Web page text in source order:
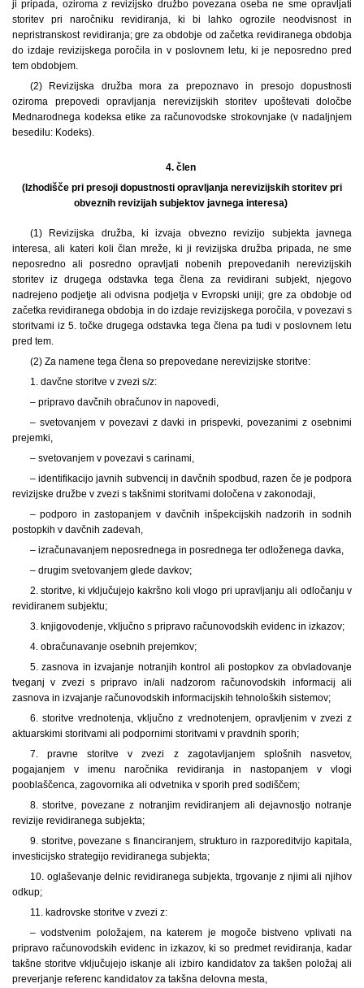
ji pripada, oziroma z revizijsko družbo povezana oseba ne sme opravljati
storitev pri naročniku revidiranja, ki bi lahko ogrozile neodvisnost in
nepristranskost revidiranja; gre za obdobje od začetka revidiranega obdobja
do izdaje revizijskega poročila in v poslovnem letu, ki je neposredno pred
tem obdobjem.
(2) Revizijska družba mora za prepoznavo in presojo dopustnosti
oziroma prepovedi opravljanja nerevizijskih storitev upoštevati določbe
Mednarodnega kodeksa etike za računovodske strokovnjake (v nadaljnjem
besedilu: Kodeks).
4. člen
(Izhodišče pri presoji dopustnosti opravljanja nerevizijskih storitev pri
obveznih revizijah subjektov javnega interesa)
(1) Revizijska družba, ki izvaja obvezno revizijo subjekta javnega
interesa, ali kateri koli član mreže, ki ji revizijska družba pripada, ne sme
neposredno ali posredno opravljati nobenih prepovedanih nerevizijskih
storitev iz drugega odstavka tega člena za revidirani subjekt, njegovo
nadrejeno podjetje ali odvisna podjetja v Evropski uniji; gre za obdobje od
začetka revidiranega obdobja in do izdaje revizijskega poročila, v povezavi s
storitvami iz 5. točke drugega odstavka tega člena pa tudi v poslovnem letu
pred tem.
(2) Za namene tega člena so prepovedane nerevizijske storitve:
1. davčne storitve v zvezi s/z:
– pripravo davčnih obračunov in napovedi,
– svetovanjem v povezavi z davki in prispevki, povezanimi z osebnimi
prejemki,
– svetovanjem v povezavi s carinami,
– identifikacijo javnih subvencij in davčnih spodbud, razen če je podpora
revizijske družbe v zvezi s takšnimi storitvami določena v zakonodaji,
– podporo in zastopanjem v davčnih inšpekcijskih nadzorih in sodnih
postopkih v davčnih zadevah,
– izračunavanjem neposrednega in posrednega ter odloženega davka,
– drugim svetovanjem glede davkov;
2. storitve, ki vključujejo kakršno koli vlogo pri upravljanju ali odločanju v
revidiranem subjektu;
3. knjigovodenje, vključno s pripravo računovodskih evidenc in izkazov;
4. obračunavanje osebnih prejemkov;
5. zasnova in izvajanje notranjih kontrol ali postopkov za obvladovanje
tveganj v zvezi s pripravo in/ali nadzorom računovodskih informacij ali
zasnova in izvajanje računovodskih informacijskih tehnoloških sistemov;
6. storitve vrednotenja, vključno z vrednotenjem, opravljenim v zvezi z
aktuarskimi storitvami ali podpornimi storitvami v pravdnih sporih;
7. pravne storitve v zvezi z zagotavljanjem splošnih nasvetov,
pogajanjem v imenu naročnika revidiranja in nastopanjem v vlogi
pooblaščenca, zagovornika ali odvetnika v sporih pred sodiščem;
8. storitve, povezane z notranjim revidiranjem ali dejavnostjo notranje
revizije revidiranega subjekta;
9. storitve, povezane s financiranjem, strukturo in razporeditvijo kapitala,
investicijsko strategijo revidiranega subjekta;
10. oglaševanje delnic revidiranega subjekta, trgovanje z njimi ali njihov
odkup;
11. kadrovske storitve v zvezi z:
– vodstvenim položajem, na katerem je mogoče bistveno vplivati na
pripravo računovodskih evidenc in izkazov, ki so predmet revidiranja, kadar
takšne storitve vključujejo iskanje ali izbiro kandidatov za takšen položaj ali
preverjanje referenc kandidatov za takšna delovna mesta,